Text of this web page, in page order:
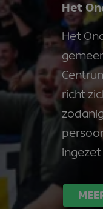
Het
Het
richt